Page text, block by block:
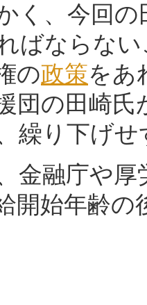
く、今回の
ばならな
の政策をあ
団の田崎
繰り下げ
金融庁や厚
開始年齢